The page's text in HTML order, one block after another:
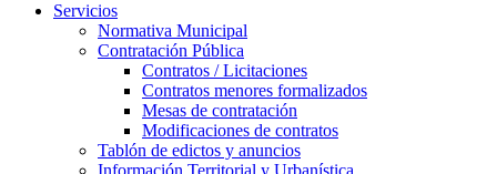
Servicios
Normativa Municipal
Contratación Pública
Contratos / Licitaciones
Contratos menores formalizados
Mesas de contratación
Modificaciones de contratos
Tablón de edictos y anuncios